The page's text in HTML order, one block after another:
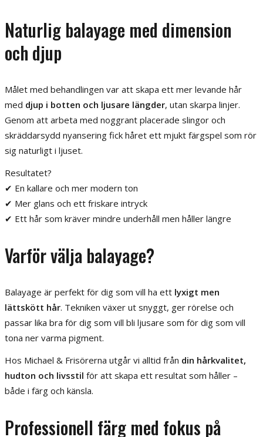
Naturlig balayage med dimension
och djup
Målet med behandlingen var att skapa ett mer levande hår
med djup i botten och ljusare längder, utan skarpa linjer.
Genom att arbeta med noggrant placerade slingor och
skräddarsydd nyansering fick håret ett mjukt färgspel som rör
sig naturligt i ljuset.
Resultatet?
✔ En kallare och mer modern ton
✔ Mer glans och ett friskare intryck
✔ Ett hår som kräver mindre underhåll men håller längre
Varför välja balayage?
Balayage är perfekt för dig som vill ha ett lyxigt men
lättskött hår. Tekniken växer ut snyggt, ger rörelse och
passar lika bra för dig som vill bli ljusare som för dig som vill
tona ner varma pigment.
Hos Michael & Frisörerna utgår vi alltid från din hårkvalitet,
hudton och livsstil för att skapa ett resultat som håller –
både i färg och känsla.
Professionell färg med fokus på